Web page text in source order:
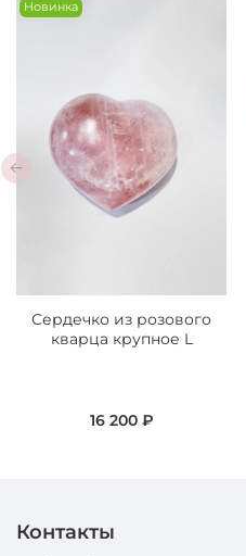
Новинка
Сердечко из розового
кварца крупное L
16 200 ₽
Контакты